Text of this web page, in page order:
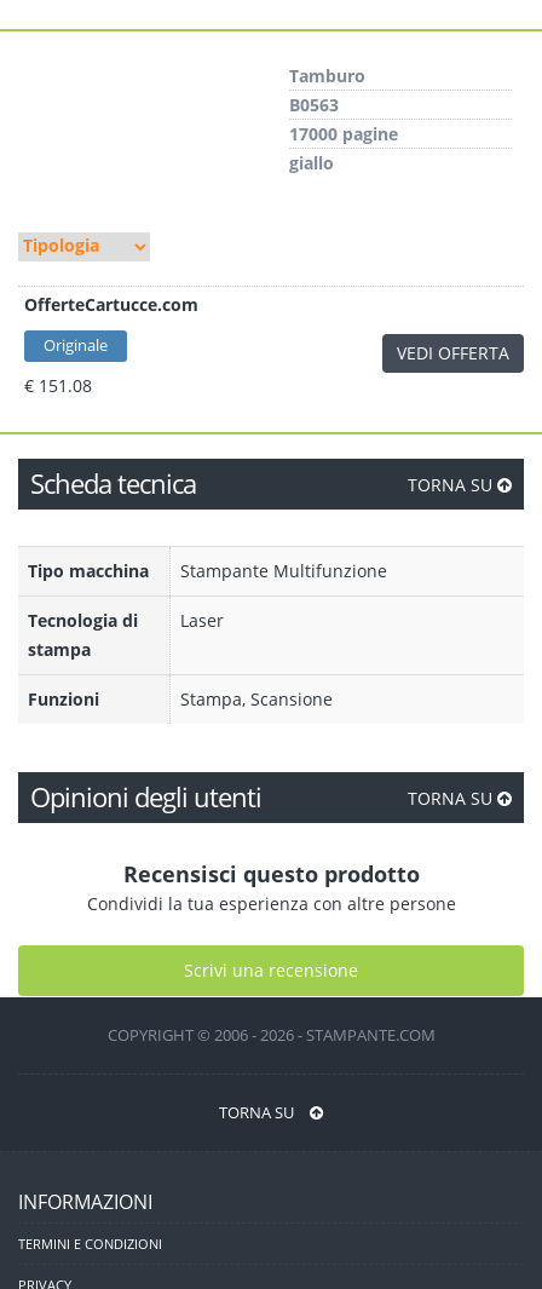
Tamburo
B0563
17000 pagine
giallo
OfferteCartucce.com
Originale
€ 151.08
VEDI OFFERTA
Scheda tecnica TORNA SU
Tipo macchina Stampante Multifunzione
Tecnologia di
stampa
Laser
Funzioni Stampa, Scansione
Opinioni degli utenti TORNA SU
Recensisci questo prodotto
Condividi la tua esperienza con altre persone
Scrivi una recensione
COPYRIGHT © 2006 - 2026 - STAMPANTE.COM
TORNA SU
INFORMAZIONI
TERMINI E CONDIZIONI
PRIVACY